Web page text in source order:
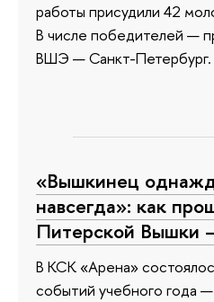
работы присудили 42
В числе победителей —
ВШЭ — Санкт-Петербург.
«Вышкинец
навсегда»: как
Питерской Вышки
В КСК «Арена»
событий учебного года